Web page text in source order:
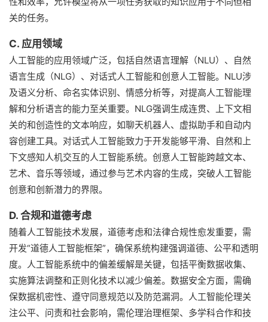
关的任务。
C. 应用领域
人工智能的应用领域广泛，包括自然语言理解（NLU）、自然
语言生成（NLG）、对话式人工智能和创意人工智能。NLU涉
及语义分析、命名实体识别、情感分析等，对提高人工智能理
解和分析语言的能力至关重要。NLG强调生成连贯、上下文相
关的和创造性的文本响应，如聊天机器人、虚拟助手和自动内
容创建工具。对话式人工智能致力于开发能够平滑、自然和上
下文感知人机交互的人工智能系统。创意人工智能跨越文本、
艺术、音乐等领域，通过参与艺术内容的生成，突破人工智能
创意和创新潜力的界限。
D. 合规和道德考虑
随着人工智能技术发展，道德考虑和法律合规性愈发重要，需
开发“道德人工智能框架”，确保系统构建强调道德、公平和透明
度。人工智能系统中的偏差缓解是关键，包括平衡数据收集、
实施算法调整和正则化技术以减少偏差。数据安全方面，需确
保数据机密性、遵守同意规范以及防范漏洞。人工智能伦理关
注公平、问责和社会影响，需伦理治理框架、多学科合作和技